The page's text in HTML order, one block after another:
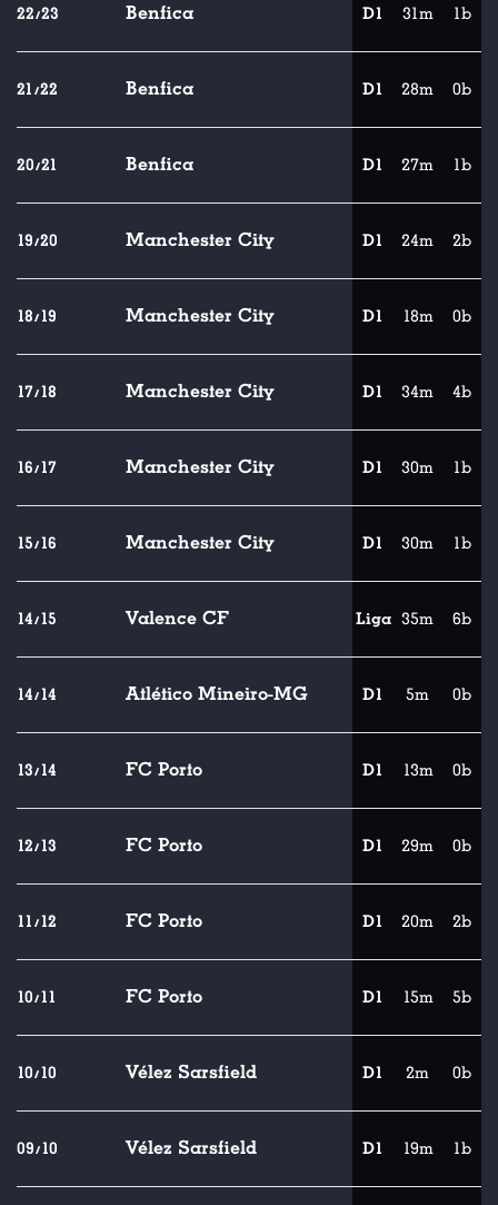
22/23 Benfica D1 31m 1b
21/22 Benfica D1 28m 0b
20/21 Benfica D1 27m 1b
19/20 Manchester City D1 24m 2b
18/19 Manchester City D1 18m 0b
17/18 Manchester City D1 34m 4b
16/17 Manchester City D1 30m 1b
15/16 Manchester City D1 30m 1b
14/15 Valence CF Liga 35m 6b
14/14 Atlético Mineiro-MG D1 5m 0b
13/14 FC Porto D1 13m 0b
12/13 FC Porto D1 29m 0b
11/12 FC Porto D1 20m 2b
10/11 FC Porto D1 15m 5b
10/10 Vélez Sarsfield D1 2m 0b
09/10 Vélez Sarsfield D1 19m 1b